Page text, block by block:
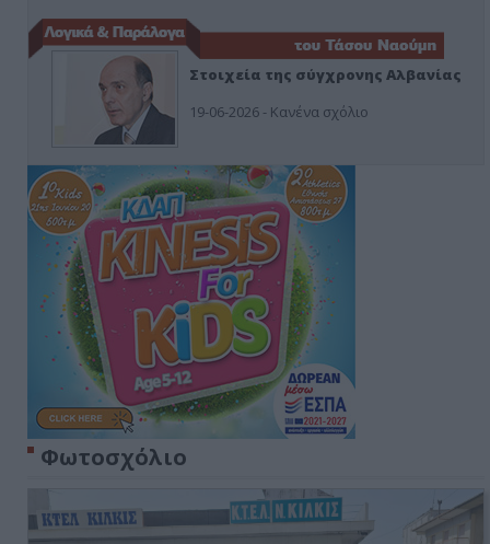
Στοιχεία της σύγχρονης Αλβανίας
19-06-2026 - Κανένα σχόλιο
Φωτοσχόλιο